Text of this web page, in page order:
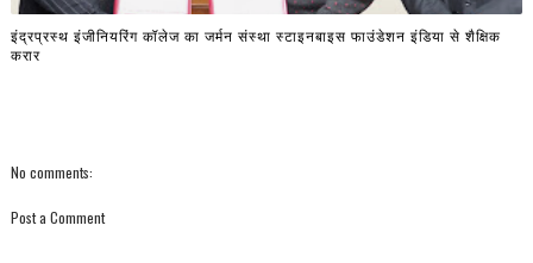
इंद्रप्रस्थ इंजीनियरिंग कॉलेज का जर्मन संस्था स्टाइनबाइस फाउंडेशन इंडिया से शैक्षिक
करार
No comments:
Post a Comment